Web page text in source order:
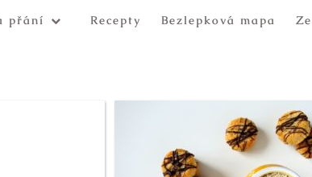
přání Recepty Bezlepková mapa